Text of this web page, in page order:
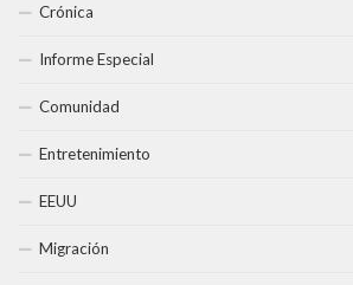
Crónica
Informe Especial
Comunidad
Entretenimiento
EEUU
Migración